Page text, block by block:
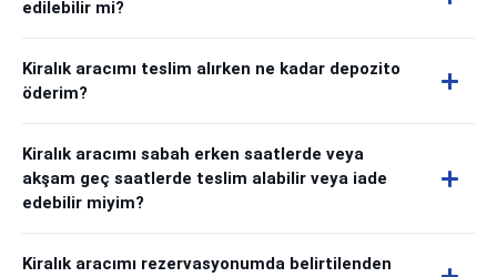
edilebilir mi?
Kiralık aracımı teslim alırken ne kadar depozito
öderim?
Kiralık aracımı sabah erken saatlerde veya
akşam geç saatlerde teslim alabilir veya iade
edebilir miyim?
Kiralık aracımı rezervasyonumda belirtilenden